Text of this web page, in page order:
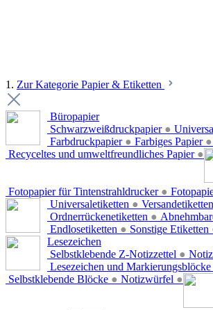
1. Zur Kategorie Papier & Etiketten
Büropapier
Schwarzweißdruckpapier ●
Farbdruckpapier ● Farbiges Papier ●
Recyceltes und umweltfreundliches Papier ●
Fotopapier für Tintenstrahldrucker ●
Universaletiketten ● Versandetiketten
Ordnerrückenetiketten ●
Endlosetiketten ● Sonstige Etiketten
Lesezeichen
Selbstklebende Z-Notizzettel ●
Lesezeichen und Markierungsblöcke
Selbstklebende Blöcke ● Notizwürfel ●